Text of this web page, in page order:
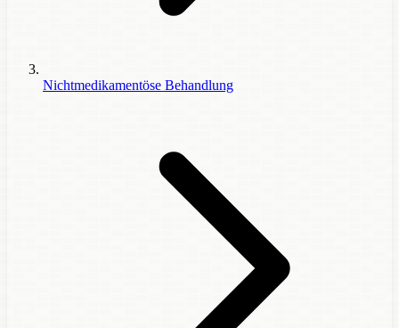
Nichtmedikamentöse Behandlung